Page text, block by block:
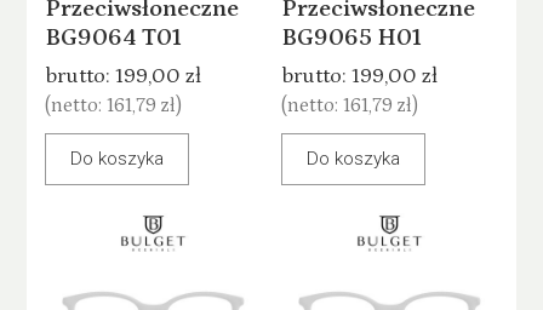
Przeciwsłoneczne
BG9064 T01
brutto:199,00 zł
(netto:161,79 zł)
Do koszyka
Przeciwsłoneczne
BG9065 H01
brutto: 199,00 zł
(netto: 161,79 zł)
Do koszyka